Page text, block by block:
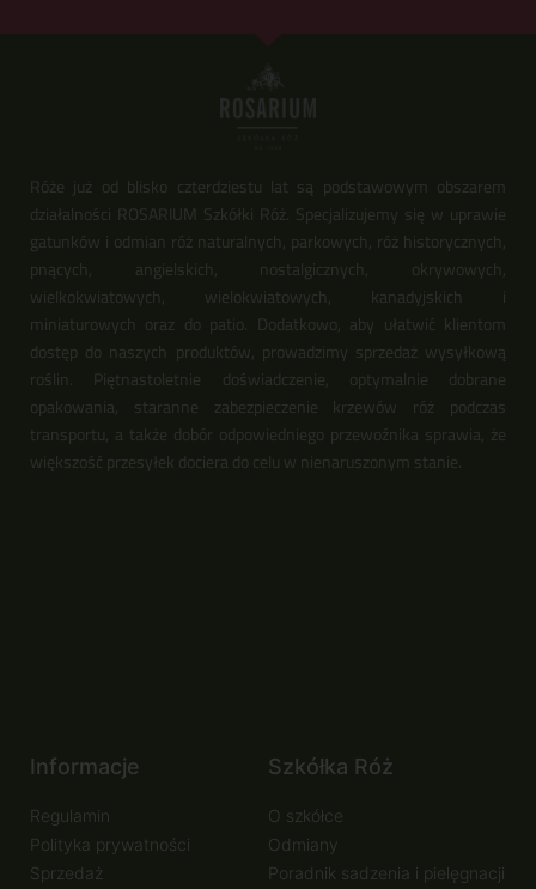
Róże już od blisko czterdziestu lat są podstawowym obszarem
działalności ROSARIUM Szkółki Róż. Specjalizujemy się w uprawie
gatunków i odmian róż naturalnych, parkowych, róż historycznych,
pnących, angielskich, nostalgicznych, okrywowych,
wielkokwiatowych, wielokwiatowych, kanadyjskich i
miniaturowych oraz do patio. Dodatkowo, aby ułatwić klientom
dostęp do naszych produktów, prowadzimy sprzedaż wysyłkową
roślin. Piętnastoletnie doświadczenie, optymalnie dobrane
opakowania, staranne zabezpieczenie krzewów róż podczas
transportu, a także dobór odpowiedniego przewoźnika sprawia, że
większość przesyłek dociera do celu w nienaruszonym stanie.
Informacje
Regulamin
Polityka prywatności
Sprzedaż
Szkółka Róż
O szkółce
Odmiany
Poradnik sadzenia i pielęgnacji